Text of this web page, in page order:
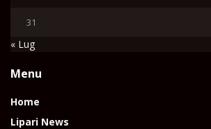
31
« Lug
Menu
Home
Lipari News